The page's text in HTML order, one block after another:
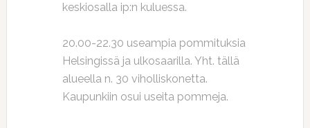
keskiosalla ip:n kuluessa.
20.00-22.30 useampia pommituksia
Helsingissä ja ulkosaarilla. Yht. tällä
alueella n. 30 viholliskonetta.
Kaupunkiin osui useita pommeja.